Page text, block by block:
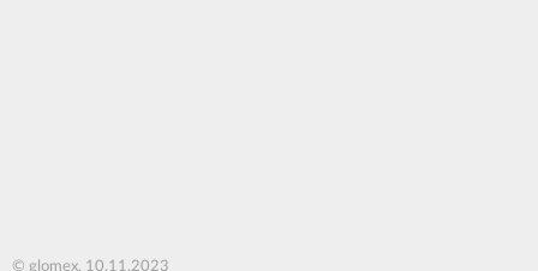
© glomex, 10.11.2023